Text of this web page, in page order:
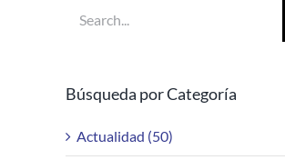
for:
Búsqueda por Categoría
Actualidad (50)